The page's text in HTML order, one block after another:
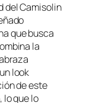
del Camisolin
que busca
la
look
de este
lo que lo